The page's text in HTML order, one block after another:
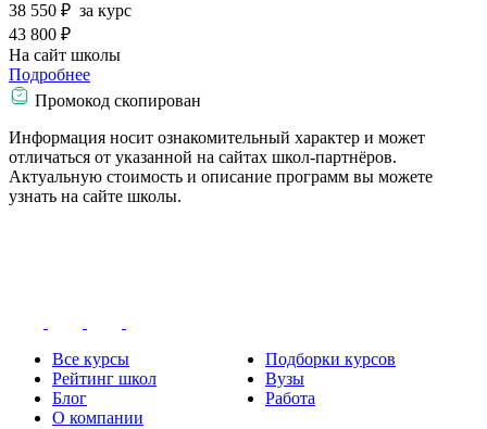
38 550 ₽ за курс
43 800 ₽
На сайт школы
Подробнее
Промокод скопирован
Информация носит ознакомительный характер и может
отличаться от указанной на сайтах школ-партнёров.
Актуальную стоимость и описание программ вы можете
узнать на сайте школы.
Все курсы
Подборки курсов
Рейтинг школ
Вузы
Блог
Работа
О компании